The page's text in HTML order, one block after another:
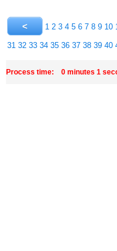
1 2 3 4 5 6 7 8 9 10
31 32 33 34 35 36 37 38 39 40
Process time: 0 minutes 1